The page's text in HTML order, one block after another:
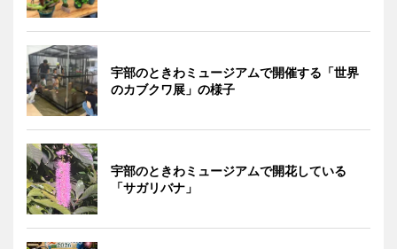
宇部のときわミュージアムで開催する「世界
のカブクワ展」の様子
宇部のときわミュージアムで開花している
「サガリバナ」